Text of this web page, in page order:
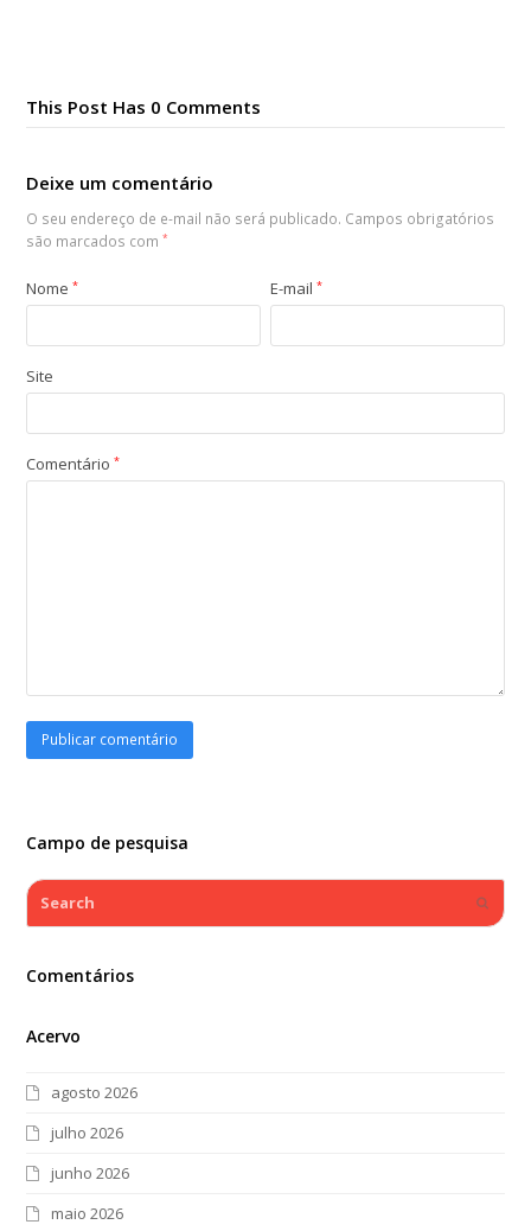
This Post Has 0 Comments
Deixe um comentário
O seu endereço de e-mail não será publicado. Campos obrigatórios
são marcados com*
Nome* E-mail*
Site
Comentário*
Campo de pesquisa
Search
Comentários
Acervo
agosto 2026
julho 2026
junho 2026
maio 2026